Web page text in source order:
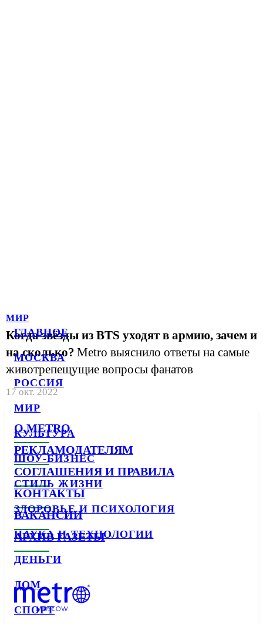
ГЛАВНОЕ
МОСКВА
РОССИЯ
МИР
КУЛЬТУРА
ШОУ-БИЗНЕС
СТИЛЬ ЖИЗНИ
ЗДОРОВЬЕ И ПСИХОЛОГИЯ
НАУКА И ТЕХНОЛОГИИ
ДЕНЬГИ
ДОМ
СПОРТ
МИР
Когда звёзды из BTS уходят в армию, зачем и
на сколько? Metro выяснило ответы на самые
животрепещущие вопросы фанатов
17 окт. 2022
О METRO
РЕКЛАМОДАТЕЛЯМ
СОГЛАШЕНИЯ И ПРАВИЛА
КОНТАКТЫ
ВАКАНСИИ
АРХИВ ГАЗЕТЫ